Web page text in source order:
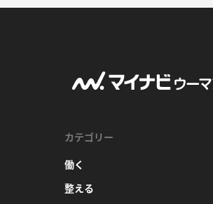
カテゴリー
働く
整える